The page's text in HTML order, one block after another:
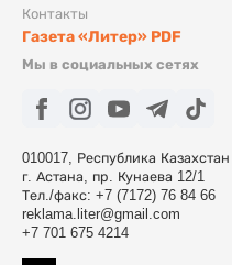
Контакты
Газета «Литер» PDF
Мы в социальных сетях
010017, Республика Казахстан
г. Астана, пр. Кунаева 12/1
Тел./факс: +7 (7172) 76 84 66
reklama.liter@gmail.com
+7 701 675 4214